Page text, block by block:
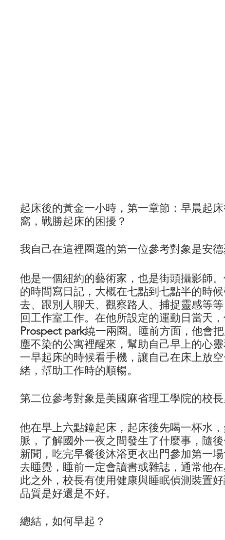
起床後的黃金一小時，第一章節：早晨起
窩，戰勝起床的困擾？
我自己在這裡圈選的第一位參考對象是安
他是一個紐約的藝術家，也是街頭攝影師
的時間寫日記，大概在七點到七點半的時
去、跟別人聊天、觀察路人、捕捉靈感等
回工作室工作。在他所設定的運動日當天
Prospect park繞一兩圈。睡前方面，他會
塵不染的公寓裡醒來，幫助自己早上的心
一早起床的時候看手機，讓自己在床上放
緒，幫助工作時的順暢。
第二位參考對象是美國麻省理工學院的校長
他在早上六點鐘起床，起床後先喝一杯水
脈，了解國外一夜之間發生了什麼事，隨
新聞，吃完早餐後沐浴更衣出門參加第一
去睡覺，睡前一定會讀書或雜誌，通常他
此之外，校長有使用健康與睡眠偵測裝置
品質是好還是不好。
總結，如何早起？